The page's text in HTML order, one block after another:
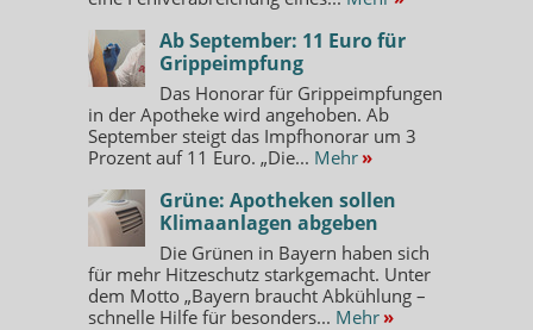
Ab September: 11 Euro für
Grippeimpfung
Das Honorar für Grippeimpfungen
in der Apotheke wird angehoben. Ab
September steigt das Impfhonorar um 3
Prozent auf 11 Euro. „Die... Mehr »
Grüne: Apotheken sollen
Klimaanlagen abgeben
Die Grünen in Bayern haben sich
für mehr Hitzeschutz starkgemacht. Unter
dem Motto „Bayern braucht Abkühlung –
schnelle Hilfe für besonders... Mehr »